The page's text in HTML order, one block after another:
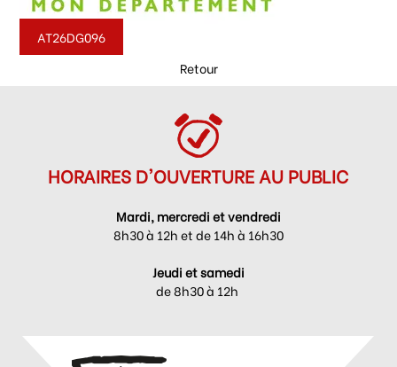
AT26DG096
Retour
HORAIRES D'OUVERTURE AU PUBLIC
Mardi, mercredi et vendredi
8h30 à 12h et de 14h à 16h30
Jeudi et samedi
de 8h30 à 12h